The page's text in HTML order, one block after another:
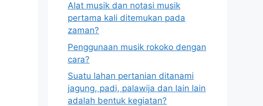
Alat musik dan notasi musik
pertama kali ditemukan pada
zaman?
Penggunaan musik rokoko dengan
cara?
Suatu lahan pertanian ditanami
jagung, padi, palawija dan lain lain
adalah bentuk kegiatan?